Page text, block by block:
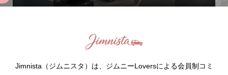
Jimnista（ジムニスタ）は、ジムニーLoversによる会員制コミ